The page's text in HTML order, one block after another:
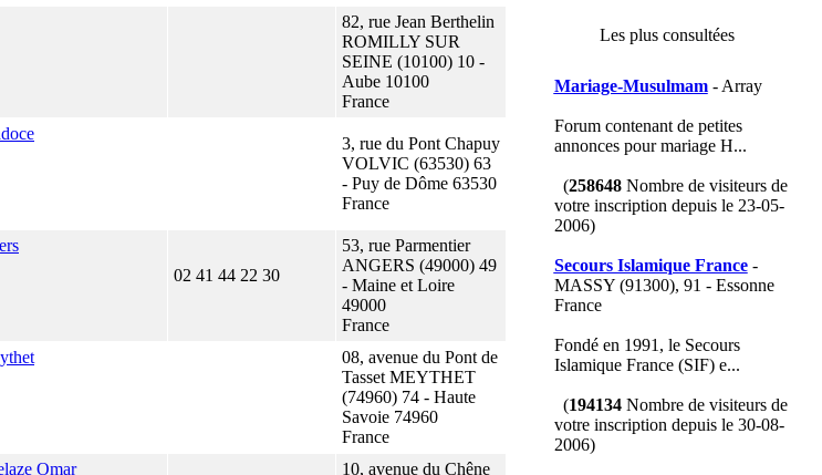
82, rue Jean Berthelin
ROMILLY SUR
SEINE (10100) 10 -
Aube 10100
France
3, rue du Pont Chapuy
VOLVIC (63530) 63
- Puy de Dôme 63530
France
02 41 44 22 30
53, rue Parmentier
ANGERS (49000) 49
- Maine et Loire
49000
France
08, avenue du Pont de
Tasset MEYTHET
(74960) 74 - Haute
Savoie 74960
France
Omar
10, avenue du Chêne
Les plus consultées
Mariage-Musulmam- Array
Forum contenant de petites
annonces pour mariage H...
(258648Nombre de visiteurs de
votre inscription depuis le 23-05-
2006)
Secours Islamique France-
MASSY (91300), 91 - Essonne
France
Fondé en 1991, le Secours
Islamique France (SIF) e...
(194134Nombre de visiteurs de
votre inscription depuis le 30-08-
2006)